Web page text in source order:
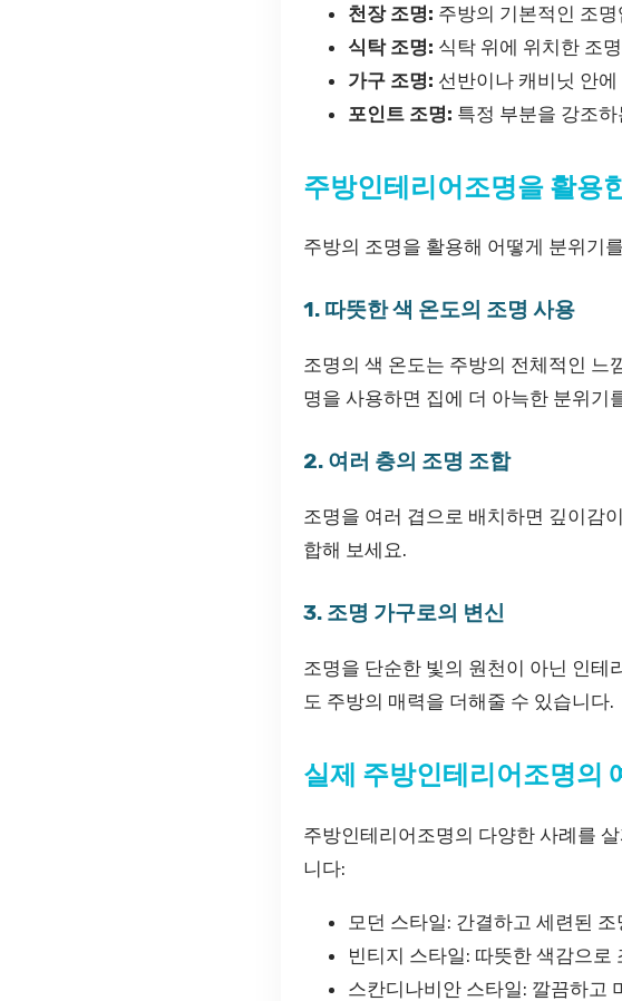
천장 조명: 주방의 기본적인 조
식탁 조명: 식탁 위에 위치한 조
가구 조명: 선반이나 캐비닛 안
포인트 조명: 특정 부분을 강조
주방인테리어조명을 활용
주방의 조명을 활용해 어떻게 분위기
1. 따뜻한 색 온도의 조명 사용
조명의 색 온도는 주방의 전체적인 느
명을 사용하면 집에 더 아늑한 분위기
2. 여러 층의 조명 조합
조명을 여러 겹으로 배치하면 깊이감
합해 보세요.
3. 조명 가구로의 변신
조명을 단순한 빛의 원천이 아닌 인테
도 주방의 매력을 더해줄 수 있습니다.
실제 주방인테리어조명의
주방인테리어조명의 다양한 사례를
니다:
모던 스타일: 간결하고 세련된
빈티지 스타일: 따뜻한 색감으
스칸디나비안 스타일: 깔끔하고